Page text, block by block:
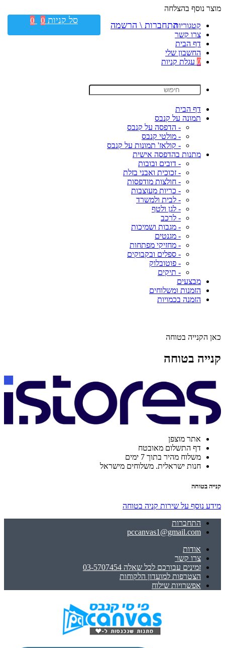
מוצר נוסף בהצלחה
קטגוריות
צרו קשר
דף הבית
החשבון שלי
0 עגלת קניות
דף הבית
תמונה על קנבס
- הדפסה על קנבס
- מולטי קנבס
- קולאז' תמונות על קנבס
מתנות בהדפסה אישית
- דובים ובובות
- זכוכית ואבני בזלת
- חולצות מודפסות
- כריות מעוצבות
- לבית ולמשרד
- לגן ולטף
- לרכב
- מגבות ושמיכות
- מגנטים
- מחזיקי מפתחות
- ספלים ובקבוקים
- פוטובלוק
- תיקים
מבצעים
הזמנות ומשלוחים
הזמנה בכמויות
כאן הקנייה בטוחה
קנייה בטוחה
אתר מוצפן
דף התשלום מאובטח
משלוח מהיר בתוך 7 ימים
חנות ישראלית. משלוחים מישראל
קנייה בטוחה
מידע נוסף על שירות קניה בטוחה
התחברות
pccanvas1@gmail.com
אודות
צרו קשר
זמינים עבורכם לכל שאלה 03-5707454
הצטרפות למועדון הלקוחות
אפשרויות שילוח
התחברות \ הרשמה סל קניות 0
0